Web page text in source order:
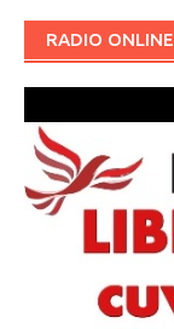
RADIO ONLINE